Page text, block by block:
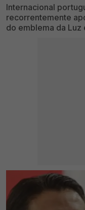
Internacional
recorrentemente
do emblema da